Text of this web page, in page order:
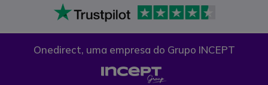
Onedirect, uma empresa do Grupo INCEPT